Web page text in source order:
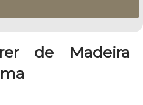
de Madeira